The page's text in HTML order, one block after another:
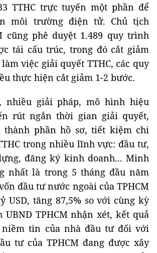
TTHC trực tuyến một phần để
môi trường điện tử. Chủ tịch
cũng phê duyệt 1.489 quy trình
tái cấu trúc, trong đó cắt giảm
việc giải quyết TTHC, các quy
thực hiện cắt giảm 1-2 bước.
nhiều giải pháp, mô hình hiệu
rút ngắn thời gian giải quyết,
thành phần hồ sơ, tiết kiệm chi
trong nhiều lĩnh vực: đầu tư,
đăng ký kinh doanh... Minh
nhất là trong 5 tháng đầu năm
đầu tư nước ngoài của TPHCM
USD, tăng 87,5% so với cùng kỳ
UBND TPHCM nhận xét, kết quả
niềm tin của nhà đầu tư đối với
tư của TPHCM đang được xây